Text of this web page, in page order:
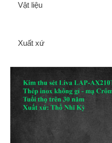
Vật liệu
Xuất xứ